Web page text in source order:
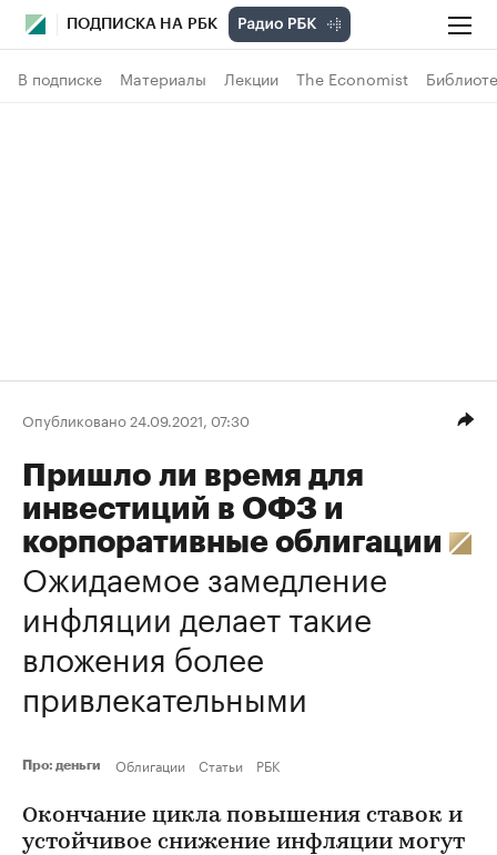
ПОДПИСКА НА РБК
В подписке Материалы Лекции The Economist
Опубликовано 24.09.2021, 07:30
Пришло ли время для
инвестиций в ОФЗ и
корпоративные облигации
Ожидаемое замедление
инфляции делает такие
вложения более
привлекательными
Про: деньги Облигации Статьи РБК
Окончание цикла повышения ставок и
устойчивое снижение инфляции могут